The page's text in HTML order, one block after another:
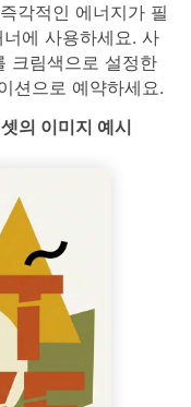
각적인 에너지가 필
에 사용하세요. 사
크림색으로 설정한
션으로 예약하세요.
의 이미지 예시